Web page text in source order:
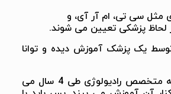
مثل سی تی، ام آر آی، و
یک پزشک آموزش دیده و توانا
با آموزش هایی که متخصص رادیولوژی طی 4 سال می